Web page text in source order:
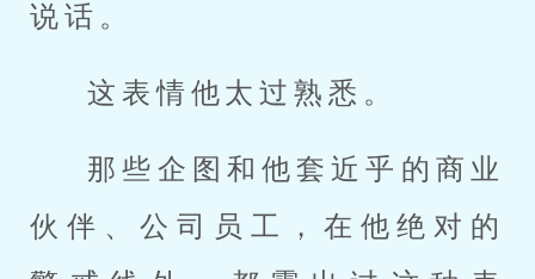
说话。
这表情他太过熟悉。
那些企图和他套近乎的商业
伙伴、公司员工，在他绝对的